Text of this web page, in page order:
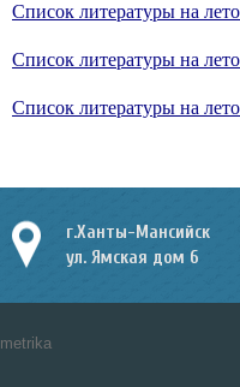
Список литературы на
Список литературы на
Список литературы на
г.Ханты-Мансийск
ул. Ямская дом 6
metrika